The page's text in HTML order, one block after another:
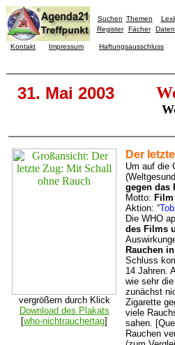
Suchen Themen
Register
Fächer
Kontakt Impressum Haftungsausschluss
31. Mai 2003
vergrößern durch Klick
Download des Plakats
[who-nichtrauchertag]
Der
Um auf die
gegen das
Motto:
Aktion: “
Die WHO
des Films
Rauchen
Schluss
14 Jahren.
wie sehr
zunächst
Zigarette
viele
sahen.
Rauchen